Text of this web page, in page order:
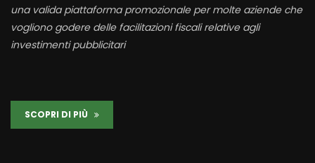
una valida piattaforma promozionale per molte aziende che
vogliono godere delle facilitazioni fiscali relative agli
investimenti pubblicitari
SCOPRI DI PIÙ